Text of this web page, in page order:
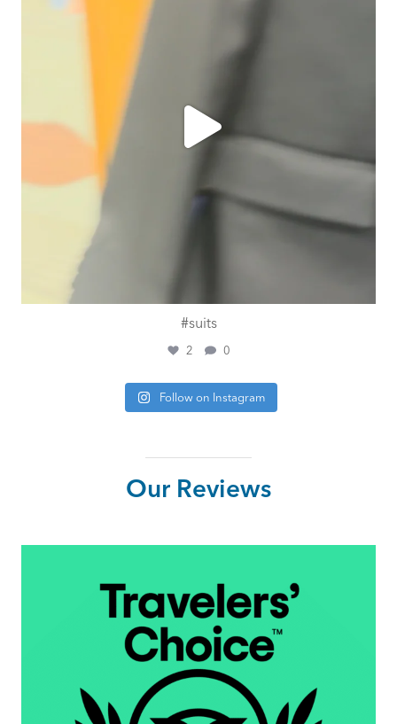
#suits
2 0
Follow on Instagram
Our Reviews